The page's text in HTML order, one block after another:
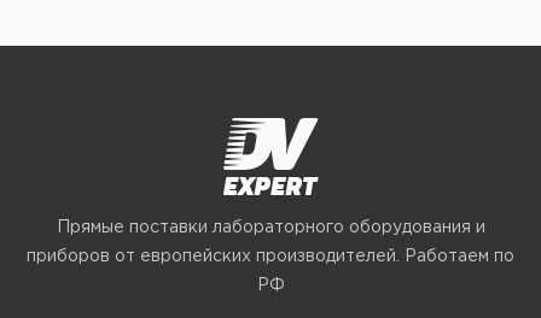
Прямые поставки лабораторного оборудования и
приборов от европейских производителей. Работаем по
РФ